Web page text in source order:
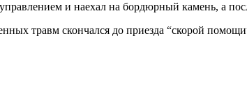
и наехал на бордюрный камень, а
травм скончался до приезда “скорой